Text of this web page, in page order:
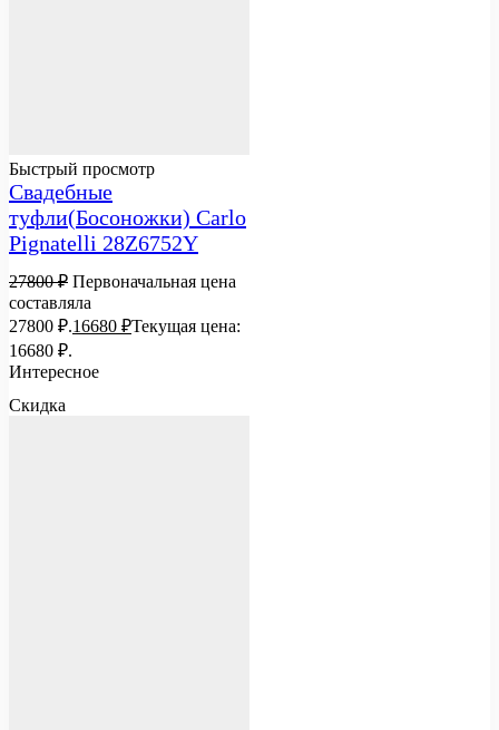
Быстрый просмотр
Свадебные
туфли(Босоножки) Carlo
Pignatelli 28Z6752Y
27800₽ Первоначальная цена
составляла
27800 ₽.16680 ₽Текущая цена:
16680 ₽.
Интересное
Скидка